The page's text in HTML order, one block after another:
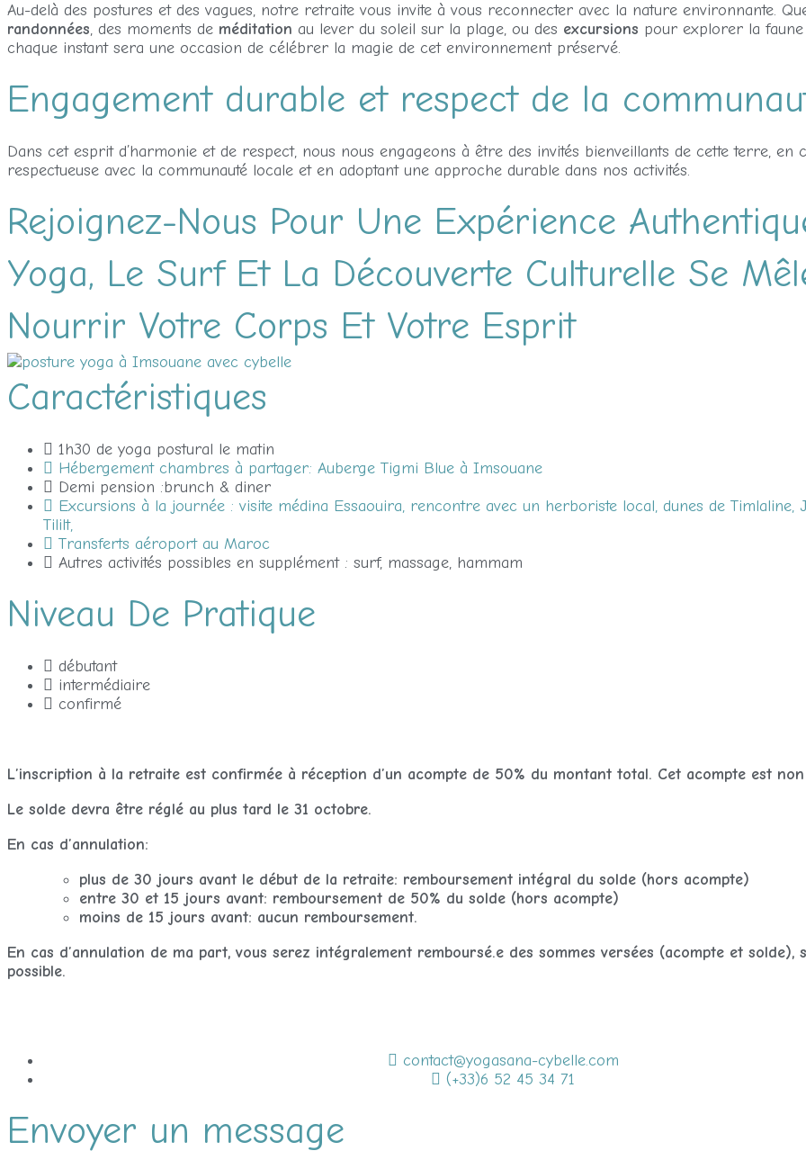
Au-delà des postures et des vagues, notre retraite vous invite à vous reconnecter avec la nature environnante.
randonnées, des moments de méditation au lever du soleil sur la plage, ou des excursions pour explorer la
chaque instant sera une occasion de célébrer la magie de cet environnement préservé.
Engagement durable et respect de la
Dans cet esprit d’harmonie et de respect, nous nous engageons à être des invités bienveillants de cette terre, en
respectueuse avec la communauté locale et en adoptant une approche durable dans nos activités.
Rejoignez-Nous Pour Une Expérience
Yoga, Le Surf Et La Découverte Culturelle Se
Nourrir Votre Corps Et Votre Esprit
Caractéristiques
1h30 de yoga postural le matin
Hébergement chambres à partager: Auberge Tigmi Blue à Imsouane
Demi pension :brunch & diner
Excursions à la journée : visite médina Essaouira, rencontre avec un herboriste local, dunes de Timlaline,
Tililt,
Transferts aéroport au Maroc
Autres activités possibles en supplément : surf, massage, hammam
Niveau De Pratique
débutant
intermédiaire
confirmé
L’inscription à la retraite est confirmée à réception d’un acompte de 50% du montant total. Cet acompte est
Le solde devra être réglé au plus tard le 31 octobre.
En cas d’annulation:
plus de 30 jours avant le début de la retraite: remboursement intégral du solde (hors acompte)
entre 30 et 15 jours avant: remboursement de 50% du solde (hors acompte)
moins de 15 jours avant: aucun remboursement.
En cas d’annulation de ma part, vous serez intégralement remboursé.e des sommes versées (acompte et solde),
possible.
contact@yogasana-cybelle.com
(+33)6 52 45 34 71
Envoyer un message